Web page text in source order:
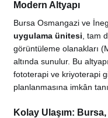
Modern Altyapı
Bursa Osmangazi ve
uygulama ünitesi , tam
görüntüleme olanakları
altında sunulur. Bu
fototerapi ve kriyoterapi
planlanmasına imkân
Kolay Ulaşım: